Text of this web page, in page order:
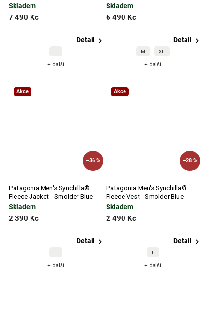
Skladem
7 490 Kč
Detail
L
+ další
Skladem
6 490 Kč
Detail
M XL
+ další
Akce
–36 %
Patagonia Men's Synchilla®
Fleece Jacket - Smolder Blue
Skladem
2 390 Kč
Detail
L
+ další
Akce
–28 %
Patagonia Men's Synchilla®
Fleece Vest - Smolder Blue
Skladem
2 490 Kč
Detail
L
+ další